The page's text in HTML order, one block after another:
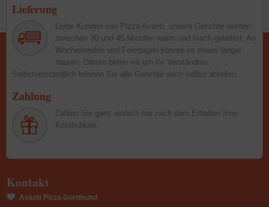
Lieferung
Liebe Kunden von Pizza Avanti, unsere Gerichte werden
zwischen 30 und 45 Minuten warm und frisch geliefert. An
Wochenenden und Feiertagen könnte es etwas länger
dauern. Darum bitten wir um Ihr Verständnis.
Selbstverständlich können Sie alle Gerichte auch selbst abholen.
Zahlung
Zahlen Sie ganz einfach bar nach dem Erhalten Ihrer
Köstlichkeit.
Kontakt
Avanti Pizza Dortmund